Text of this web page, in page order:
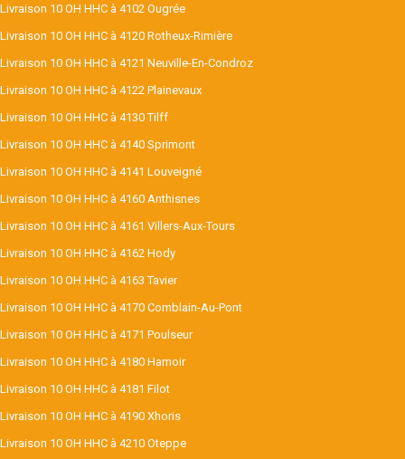
Livraison 10 OH HHC à 4102 Ougrée
Livraison 10 OH HHC à 4120 Rotheux-Rimière
Livraison 10 OH HHC à 4121 Neuville-En-Condroz
Livraison 10 OH HHC à 4122 Plainevaux
Livraison 10 OH HHC à 4130 Tilff
Livraison 10 OH HHC à 4140 Sprimont
Livraison 10 OH HHC à 4141 Louveigné
Livraison 10 OH HHC à 4160 Anthisnes
Livraison 10 OH HHC à 4161 Villers-Aux-Tours
Livraison 10 OH HHC à 4162 Hody
Livraison 10 OH HHC à 4163 Tavier
Livraison 10 OH HHC à 4170 Comblain-Au-Pont
Livraison 10 OH HHC à 4171 Poulseur
Livraison 10 OH HHC à 4180 Hamoir
Livraison 10 OH HHC à 4181 Filot
Livraison 10 OH HHC à 4190 Xhoris
Livraison 10 OH HHC à 4210 Oteppe